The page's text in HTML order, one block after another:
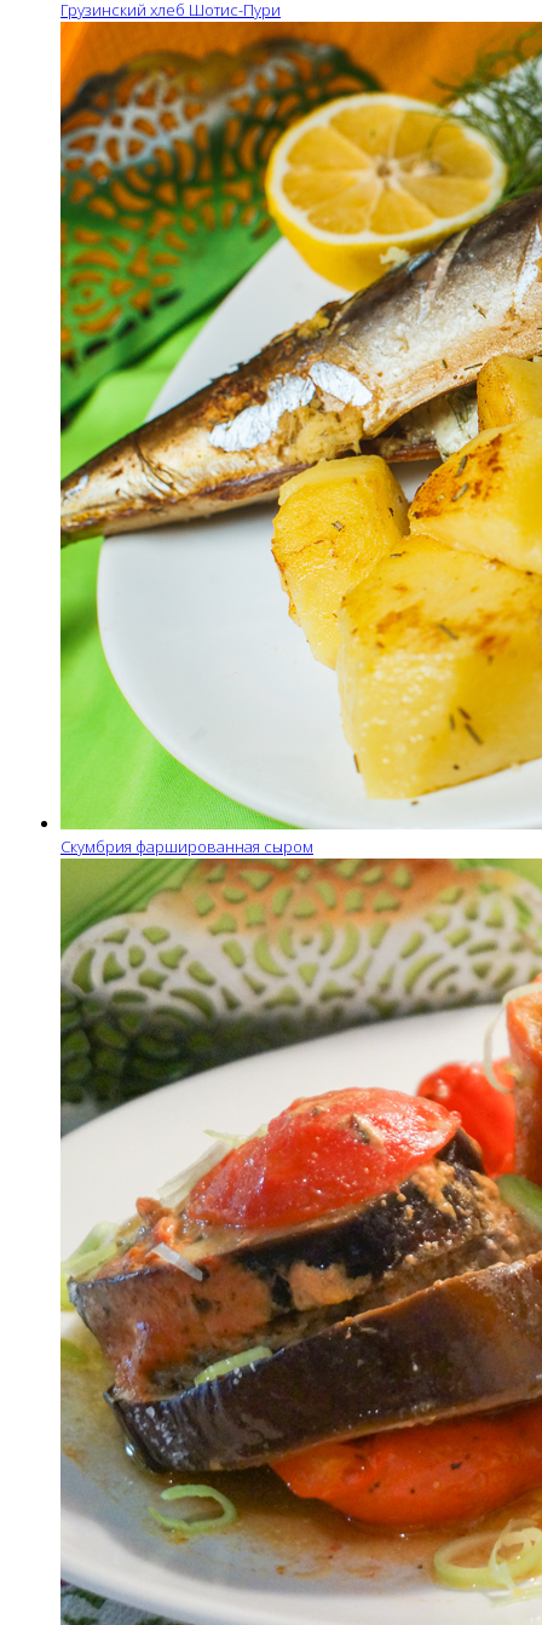
Грузинский хлеб Шотис-Пури
Скумбрия фаршированная сыром